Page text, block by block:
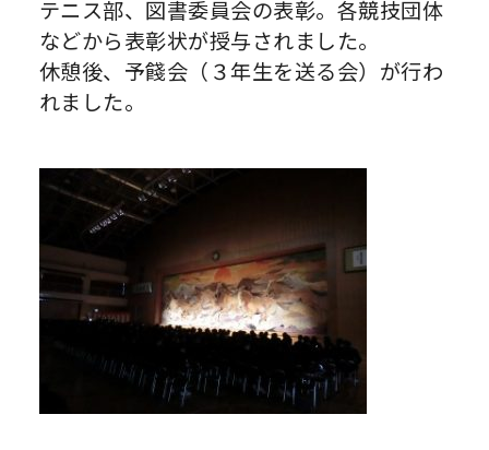
テニス部、図書委員会の表彰。各競技団体
などから表彰状が授与されました。
休憩後、予餞会（３年生を送る会）が行わ
れました。